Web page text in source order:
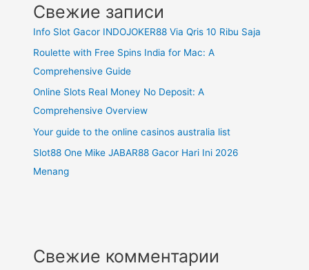
Свежие записи
Info Slot Gacor INDOJOKER88 Via Qris 10 Ribu Saja
Roulette with Free Spins India for Mac: A
Comprehensive Guide
Online Slots Real Money No Deposit: A
Comprehensive Overview
Your guide to the online casinos australia list
Slot88 One Mike JABAR88 Gacor Hari Ini 2026
Menang
Свежие комментарии